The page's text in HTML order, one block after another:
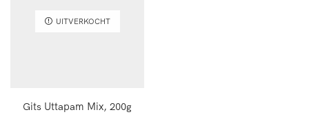
UITVERKOCHT
Gits Uttapam Mix, 200g